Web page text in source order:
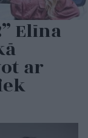
Elīna
ar